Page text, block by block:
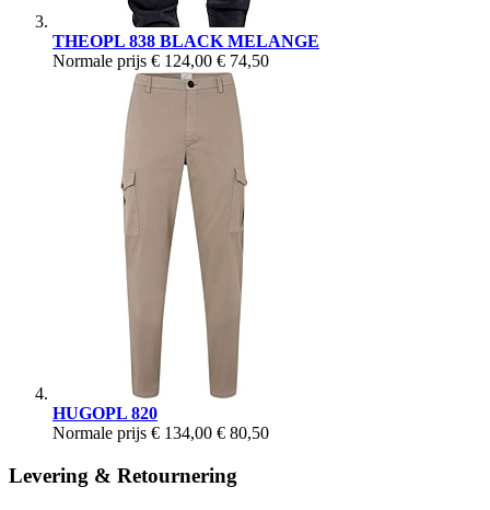
THEOPL 838 BLACK MELANGE
Normale prijs € 124,00 € 74,50
HUGOPL 820
Normale prijs € 134,00 € 80,50
Levering & Retournering